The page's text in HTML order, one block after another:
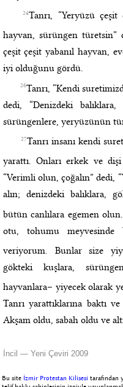
24Tanrı, “Yeryüzü
hayvan, sürüngen
çeşit çeşit yabanıl hayvan,
iyi olduğunu gördü.
26Tanrı, “Kendi
dedi, “Denizdeki
sürüngenlere, yeryüzünün
27Tanrı insanı kendi
yarattı. Onları erkek ve
“Verimli olun, çoğalın” dedi,
alın; denizdeki balıklara,
bütün canlılara egemen olun.
otu, tohumu meyvesinde
veriyorum. Bunlar size
gökteki kuşlara,
hayvanlara– yiyecek olarak
Tanrı yarattıklarına baktı
Akşam oldu, sabah oldu ve
İncil — Yeni Çeviri 2009
Bu site İzmir Protestan Kilisesi tarafından